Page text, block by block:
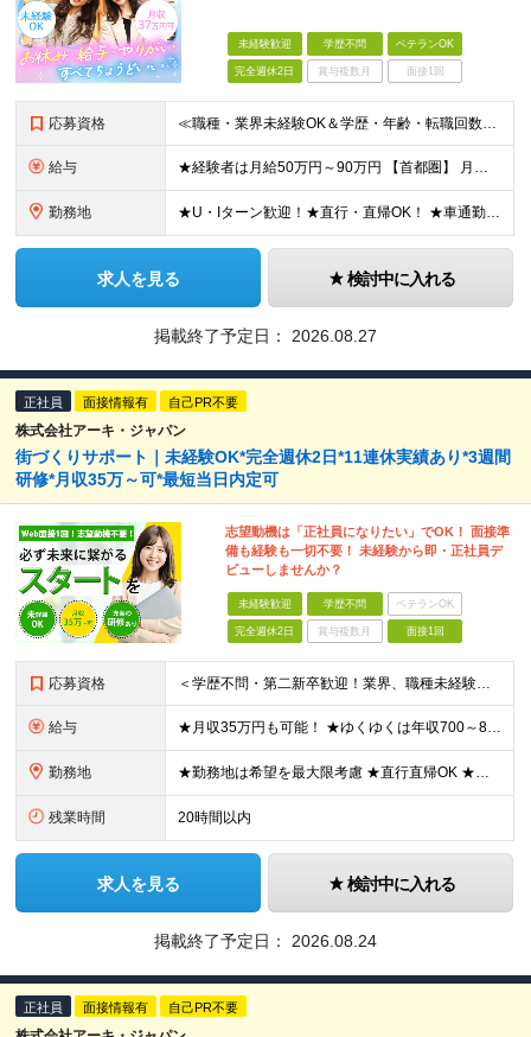
未経験歓迎 学歴不問 ベテランOK
完全週休2日 賞与複数月 面接1回
応募資格 ≪職種・業界未経験OK＆学歴・年齢・転職回数不問≫ ◆第二新卒歓迎 ◆社会人経験不問 ◆資格不問 ※新卒の方もご応募可能！ （待遇・募集要項等は別途ご案内いたします） ※入社時期は柔軟に対応します！半
給与 ★経験者は月給50万円～90万円 【首都圏】 月給30万1230円〜 ⇒基本22万7000円+地域6万4230円+皆勤1万円 【群馬/栃木/茨城】 月給28万1090円〜 ⇒基本23万4000円+
勤務地 ★U・Iターン歓迎！★直行・直帰OK！ ★車通勤可能のエリアもあり！★出張なしの働き方も可能 全国47都道府県の各プロジェクト（転勤なし！勤務地に対する希望も実現可能！） 「自宅から1時間以内で通え
求人を見る 検討中に入れる
掲載終了予定日： 2026.08.27
正社員 面接情報有 自己PR不要
株式会社アーキ・ジャパン
街づくりサポート｜未経験OK*完全週休2日*11連休実績あり*3週間
研修*月収35万～可*最短当日内定可
志望動機は「正社員になりたい」でOK！ 面接準
備も経験も一切不要！ 未経験から即・正社員デ
ビューしませんか？
未経験歓迎 学歴不問 ベテランOK
完全週休2日 賞与複数月 面接1回
応募資格 ＜学歴不問・第二新卒歓迎！業界、職種未経験歓迎！20代～30代活躍中＞ ★35歳以下の方（若年層の長期キャリア形成を図るため） ★フリーター・正社員未経験・社会人未経験OK ★転職回数が多い方もぜひ
給与 ★月収35万円も可能！ ★ゆくゆくは年収700～800万円も！ ★手当が多数あり ・残業手当（100％）★1分単位で支給 ・資格手当（最大月6万円） ・結婚/出産祝金（最大3万円） 【首都圏・北関東
勤務地 ★勤務地は希望を最大限考慮 ★直行直帰OK ★車通勤のエリアもあり ★研修は、下記いずれかの研修センターで行います ・東京校（東京本社とアクセスは同様） ・大阪校（大阪府大阪市中央区道修町 2-1-1
残業時間 20時間以内
求人を見る 検討中に入れる
掲載終了予定日： 2026.08.24
正社員 面接情報有 自己PR不要